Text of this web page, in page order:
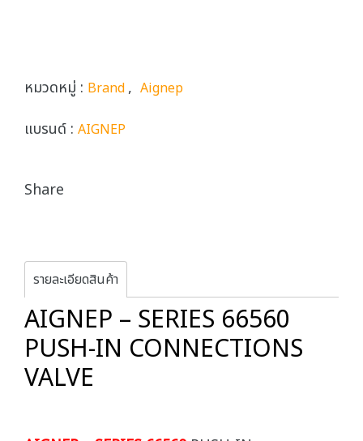
หมวดหมู่ : Brand, Aignep
แบรนด์ : AIGNEP
Share
รายละเอียดสินค้า
AIGNEP – SERIES 66560
PUSH-IN CONNECTIONS
VALVE